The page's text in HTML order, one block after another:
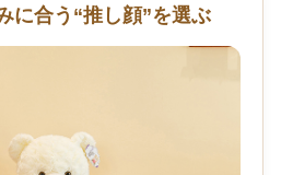
に合う“推し顔”を選ぶ